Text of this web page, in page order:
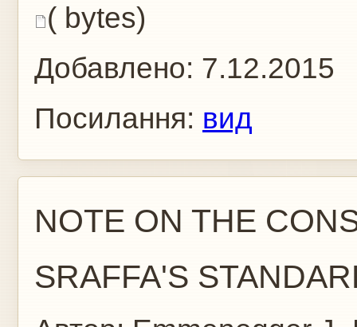
( bytes)
Добавлено: 7.12.2015
Посилання: вид
NOTE ON THE
SRAFFA'S